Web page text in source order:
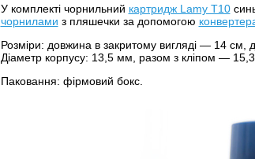
У комплекті чорнильний картридж Lamy Т10
чорнилами з пляшечки за допомогою
Розміри: довжина в закритому вигляді — 14
Діаметр корпусу: 13,5 мм, разом з кліпом —
Паковання: фірмовий бокс.